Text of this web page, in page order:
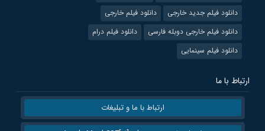
دانلود فیلم جدید خارجی
دانلود فیلم خارجی
دانلود فیلم خارجی دوبله فارسی
دانلود فیلم درام
دانلود فیلم سینمایی
ارتباط با ما
ارتباط با ما و تبلیغات